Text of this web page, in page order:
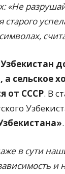
«Не
старого
Узбекистан
а сельское
от СССР. В
.
в сути
и